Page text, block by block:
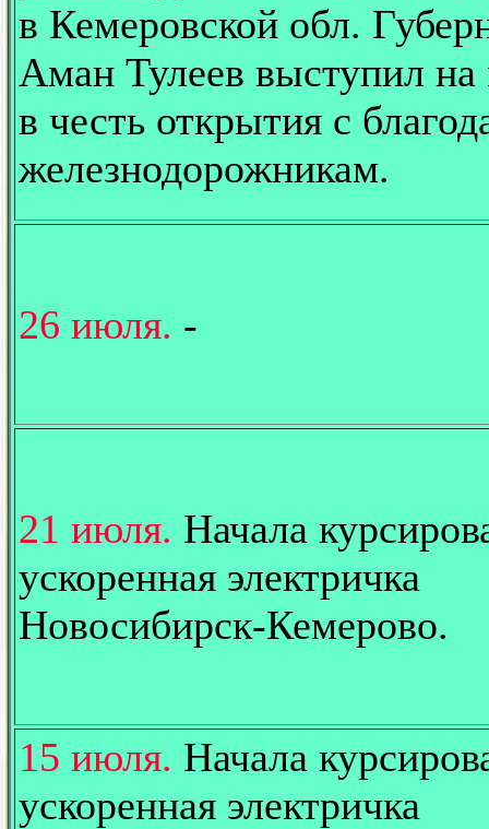
в Кемеровской обл.
Аман Тулеев выступил на
в честь открытия с
железнодорожникам.
26 июля. -
21 июля. Начала
ускоренная электричка
Новосибирск-Кемерово.
15 июля. Начала
ускоренная электричка